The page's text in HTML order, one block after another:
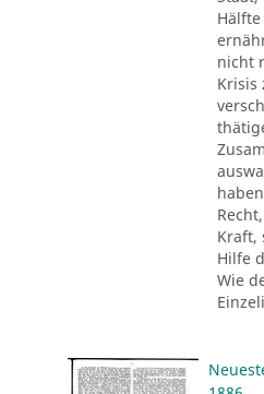
nicht
Krisis
Kraft,
Hilfe
Wie